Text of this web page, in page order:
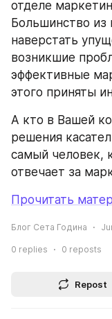
отделе
Большинство из
наверстать
возникшие
эффективные
этого приняты
А кто в Вашей
решения
самый человек,
отвечает за
Прочитать
Блог Сета Година
0 replies 0 reposts
Repost